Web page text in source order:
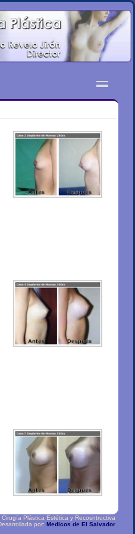
Plástica Estética y Recosntructiva
por: Medicos de El Salvador